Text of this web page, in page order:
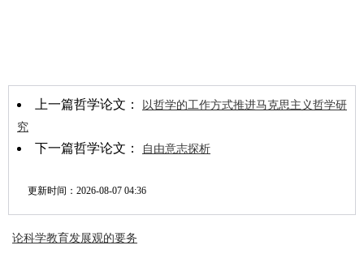
上一篇哲学论文：
以哲学的工作方式推进马克思主义哲学研
究
下一篇哲学论文： 自由意志探析
更新时间： 2026-08-07 04:36
论科学教育发展观的要务